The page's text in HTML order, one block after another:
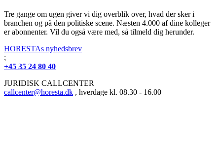
Tre gange om ugen giver vi dig overblik over, hvad der sker i
branchen og på den politiske scene. Næsten 4.000 af dine kolleger
er abonnenter. Vil du også være med, så tilmeld dig herunder.
HORESTAs nyhedsbrev
;
+45 35 24 80 40
JURIDISK CALLCENTER
callcenter@horesta.dk , hverdage kl. 08.30 - 16.00